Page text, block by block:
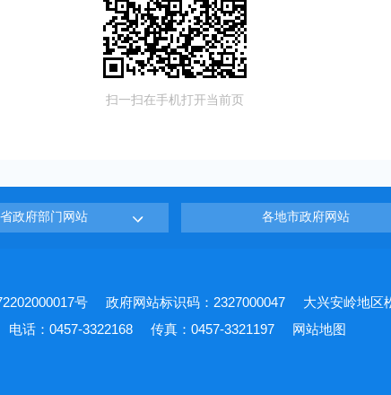
扫一扫在手机打开当前页
省政府部门网站 各地市政府网站
号 政府网站标识码：2327000047
大兴安岭地区
电话：0457-3322168 传真：0457-3321197 网站地图